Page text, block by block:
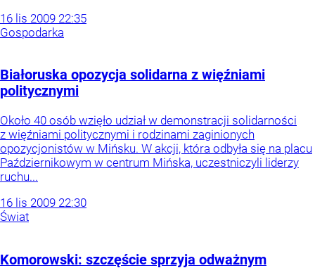
16 lis 2009 22:35
Gospodarka
Białoruska opozycja solidarna z więźniami
politycznymi
Około 40 osób wzięło udział w demonstracji solidarności
z więźniami politycznymi i rodzinami zaginionych
opozycjonistów w Mińsku. W akcji, która odbyła się na placu
Październikowym w centrum Mińska, uczestniczyli liderzy
ruchu...
16 lis 2009 22:30
Świat
Komorowski: szczęście sprzyja odważnym